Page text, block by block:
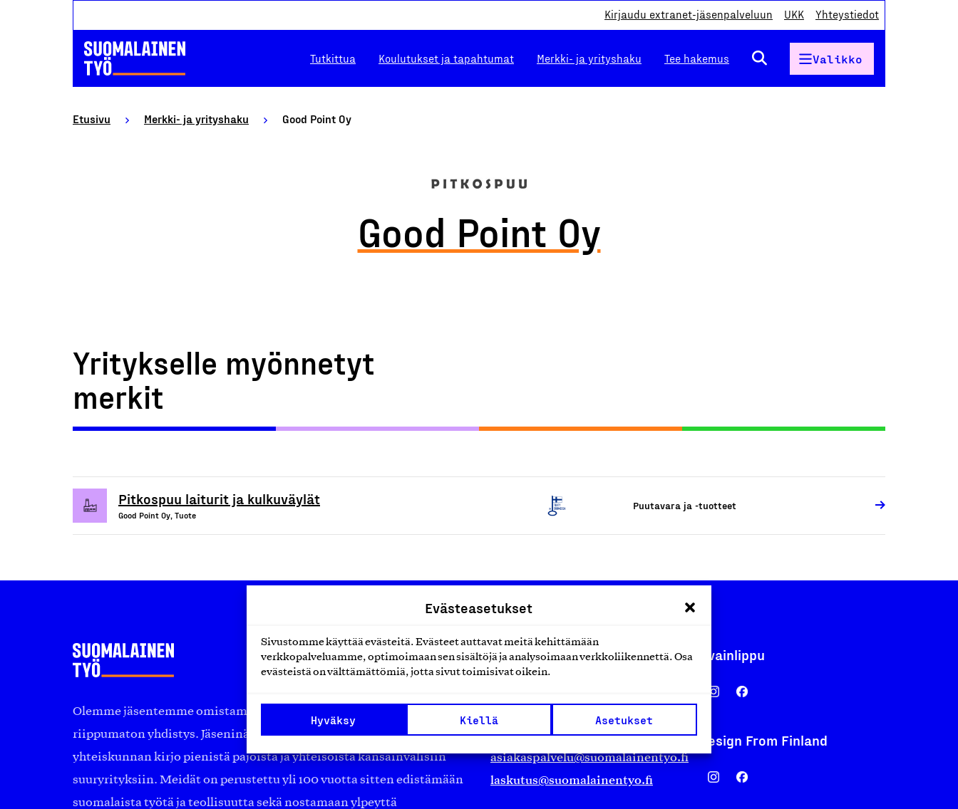
Evästeasetukset
Sivustomme käyttää evästeitä. Evästeet auttavat meitä kehittämään
verkkopalveluamme, optimoimaan sen sisältöjä ja analysoimaan verkkoliikennettä. Osa
evästeistä on välttämättömiä, jotta sivut toimisivat oikein.
Hyväksy Kiellä Asetukset
Kirjaudu extranet-jäsenpalveluun UKK Yhteystiedot
Tutkittua Koulutukset ja tapahtumat Merkki- ja yrityshaku Tee hakemus Valikko
Etusivu Merkki- ja yrityshaku Good Point Oy
Good Point Oy
Yritykselle myönnetyt
merkit
Pitkospuu laiturit ja kulkuväylät
Good Point Oy, Tuote
Puutavara ja -tuotteet
Olemme jäsentemme omistama puolueeton, työmarkkinajärjestöistä
riippumaton yhdistys. Jäseninämme on koko suomalaisen
yhteiskunnan kirjo pienistä pajoista ja yhteisöistä kansainvälisiin
suuryrityksiin. Meidät on perustettu yli 100 vuotta sitten edistämään
suomalaista työtä ja teollisuutta sekä nostamaan ylpeyttä
Suomalainen työ ry
Finland
asiakaspalvelu@suomalainentyo.fi
laskutus@suomalainentyo.fi
Avainlippu
Design From Finland